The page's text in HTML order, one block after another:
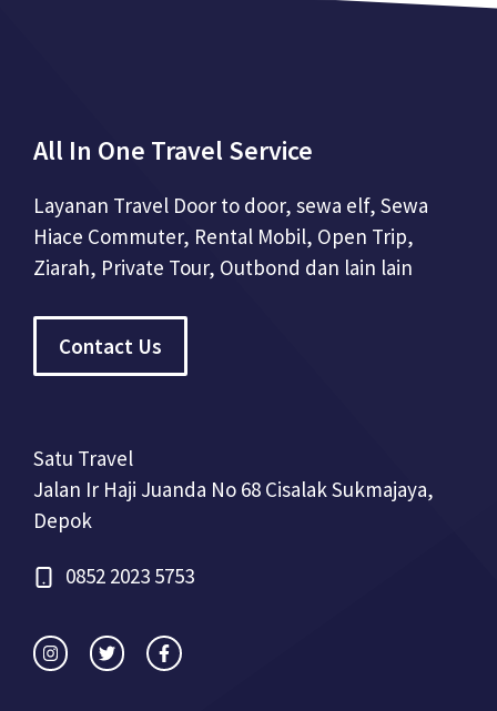
All In One Travel Service
Layanan Travel Door to door, sewa elf, Sewa
Hiace Commuter, Rental Mobil, Open Trip,
Ziarah, Private Tour, Outbond dan lain lain
Contact Us
Satu Travel
Jalan Ir Haji Juanda No 68 Cisalak Sukmajaya,
Depok
0852 2023 5753